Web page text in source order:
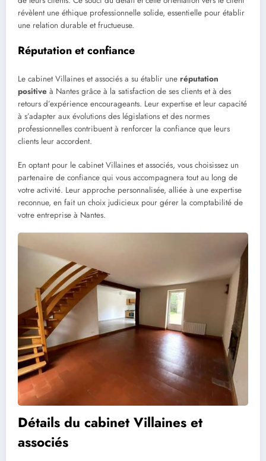
révèlent une éthique professionnelle solide, essentielle pour établir
une relation durable et fructueuse.
Réputation et confiance
Le cabinet Villaines et associés a su établir une réputation
positive à Nantes grâce à la satisfaction de ses clients et à des
retours d’expérience encourageants. Leur expertise et leur capacité
à s’adapter aux évolutions des législations et des normes
professionnelles contribuent à renforcer la confiance que leurs
clients leur accordent.
En optant pour le cabinet Villaines et associés, vous choisissez un
partenaire de confiance qui vous accompagnera tout au long de
votre activité. Leur approche personnalisée, alliée à une expertise
reconnue, en fait un choix judicieux pour gérer la comptabilité de
votre entreprise à Nantes.
Détails du cabinet Villaines et
associés